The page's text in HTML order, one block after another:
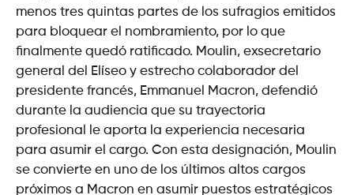
menos tres quintas partes de los sufragios emitidos
para bloquear el nombramiento, por lo que
finalmente quedó ratificado. Moulin, exsecretario
general del Elíseo y estrecho colaborador del
presidente francés, Emmanuel Macron, defendió
durante la audiencia que su trayectoria
profesional le aporta la experiencia necesaria
para asumir el cargo. Con esta designación, Moulin
se convierte en uno de los últimos altos cargos
próximos a Macron en asumir puestos estratégicos